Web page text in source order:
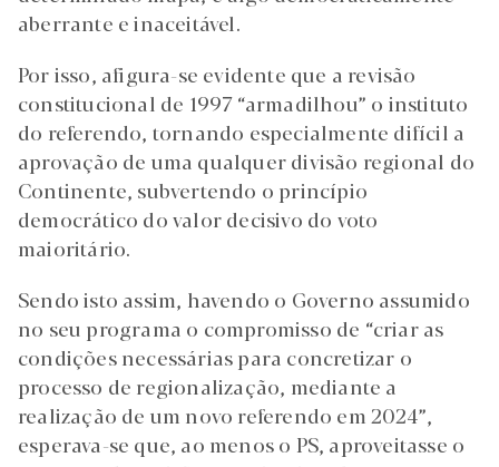
aberrante e inaceitável.
Por isso, afigura-se evidente que a revisão
constitucional de 1997 “armadilhou” o instituto
do referendo, tornando especialmente difícil a
aprovação de uma qualquer divisão regional do
Continente, subvertendo o princípio
democrático do valor decisivo do voto
maioritário.
Sendo isto assim, havendo o Governo assumido
no seu programa o compromisso de “criar as
condições necessárias para concretizar o
processo de regionalização, mediante a
realização de um novo referendo em 2024”,
esperava-se que, ao menos o PS, aproveitasse o